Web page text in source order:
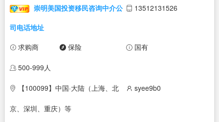
崇明美国投资移民咨询中介公
司电话地址
13512131526
求购商 保险 国有
500-999人
【100099】中国·大陆（上海、北
京、深圳、重庆）等
syee9b0